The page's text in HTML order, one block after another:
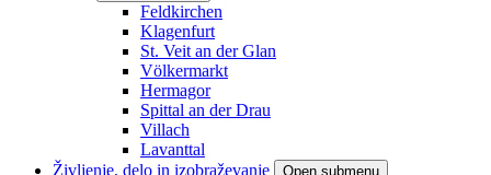
Feldkirchen
Klagenfurt
St. Veit an der Glan
Völkermarkt
Hermagor
Spittal an der Drau
Villach
Lavanttal
Življenje, delo in izobraževanje
Open submenu